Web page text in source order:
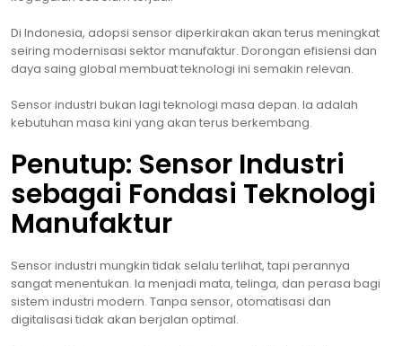
Di Indonesia, adopsi sensor diperkirakan akan terus meningkat
seiring modernisasi sektor manufaktur. Dorongan efisiensi dan
daya saing global membuat teknologi ini semakin relevan.
Sensor industri bukan lagi teknologi masa depan. Ia adalah
kebutuhan masa kini yang akan terus berkembang.
Penutup: Sensor Industri
sebagai Fondasi Teknologi
Manufaktur
Sensor industri mungkin tidak selalu terlihat, tapi perannya
sangat menentukan. Ia menjadi mata, telinga, dan perasa bagi
sistem industri modern. Tanpa sensor, otomatisasi dan
digitalisasi tidak akan berjalan optimal.